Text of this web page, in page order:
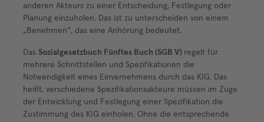
anderen Akteurs zu einer Entscheidung, Festlegung oder
Planung einzuholen. Das ist zu unterscheiden von einem
„Benehmen“, das eine Anhörung bedeutet.
Das Sozialgesetzbuch Fünftes Buch (SGB V) regelt für
mehrere Schnittstellen und Spezifikationen die
Notwendigkeit eines Einvernehmens durch das KIG. Das
heißt, verschiedene Spezifikationsakteure müssen im Zuge
der Entwicklung und Festlegung einer Spezifikation die
Zustimmung des KIG einholen. Ohne die entsprechende